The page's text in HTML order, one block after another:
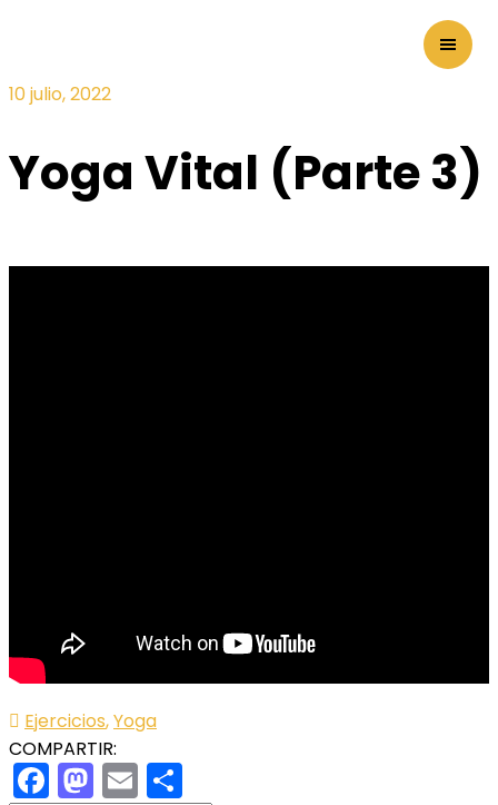
10 julio, 2022
Yoga Vital (Parte 3)
Ejercicios,Yoga
COMPARTIR:
Facebook
Mastodon
Email